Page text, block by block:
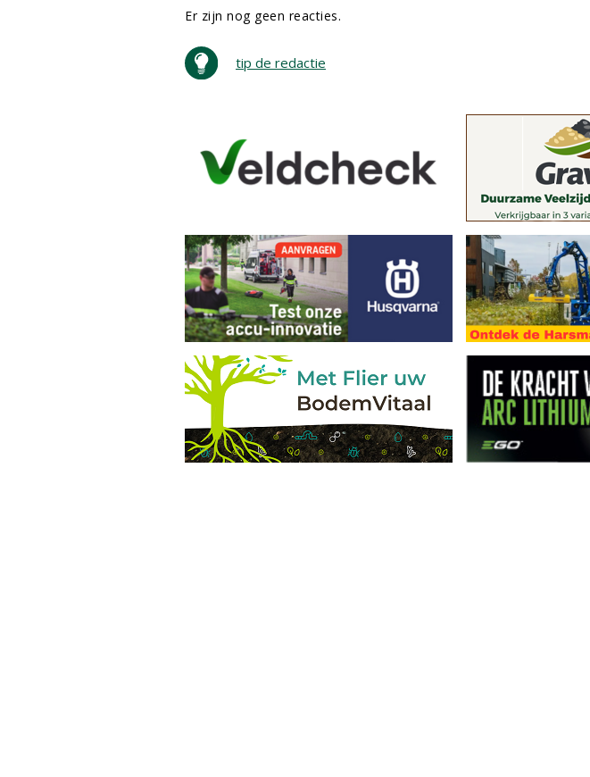
Er zijn nog geen reacties.
tip de redactie